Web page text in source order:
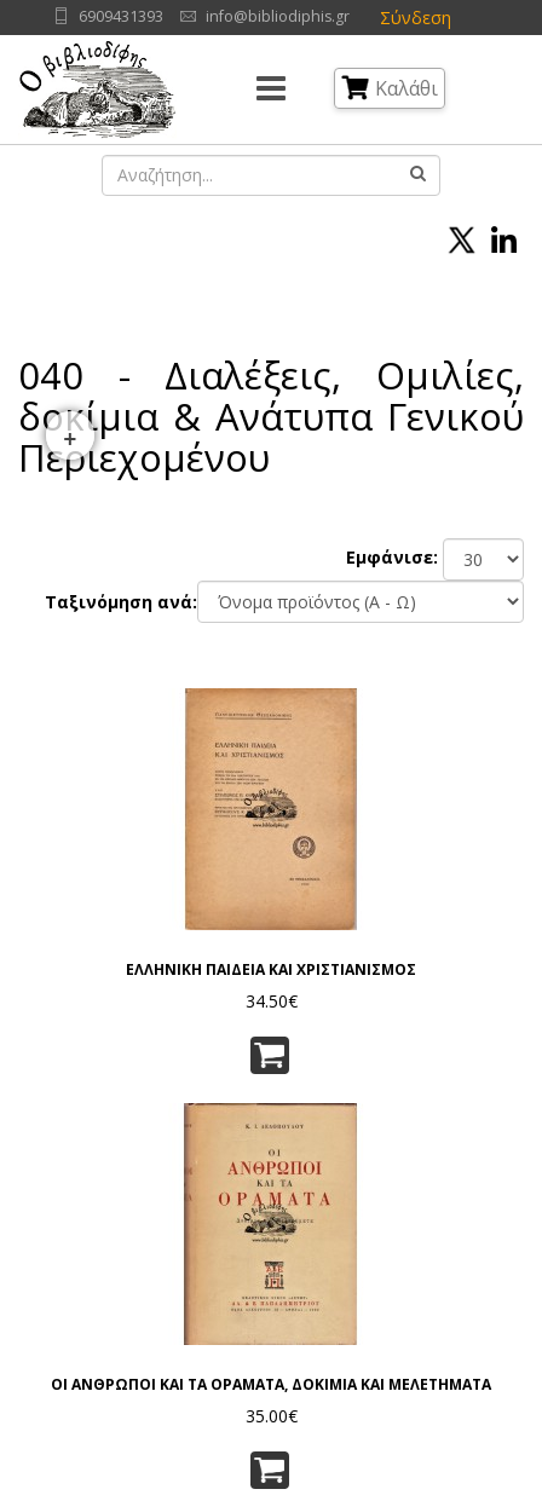
Σύνδεση
6909431393 info@bibliodiphis.gr
Καλάθι
040 - Διαλέξεις, Ομιλίες,
δοκίμια & Ανάτυπα Γενικού
Περιεχομένου
Εμφάνισε:
Ταξινόμηση ανά:
ΕΛΛΗΝΙΚΗ ΠΑΙΔΕΙΑ ΚΑΙ ΧΡΙΣΤΙΑΝΙΣΜΟΣ
34.50€
ΟΙ ΑΝΘΡΩΠΟΙ ΚΑΙ ΤΑ ΟΡΑΜΑΤΑ, ΔΟΚΙΜΙΑ ΚΑΙ ΜΕΛΕΤΗΜΑΤΑ
35.00€
+